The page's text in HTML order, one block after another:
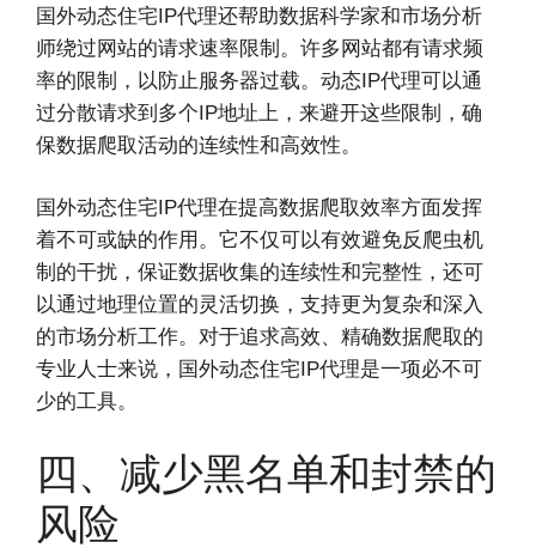
国外动态住宅IP代理还帮助数据科学家和市场分析
师绕过网站的请求速率限制。许多网站都有请求频
率的限制，以防止服务器过载。动态IP代理可以通
过分散请求到多个IP地址上，来避开这些限制，确
保数据爬取活动的连续性和高效性。
国外动态住宅IP代理在提高数据爬取效率方面发挥
着不可或缺的作用。它不仅可以有效避免反爬虫机
制的干扰，保证数据收集的连续性和完整性，还可
以通过地理位置的灵活切换，支持更为复杂和深入
的市场分析工作。对于追求高效、精确数据爬取的
专业人士来说，国外动态住宅IP代理是一项必不可
少的工具。
四、减少黑名单和封禁的
风险